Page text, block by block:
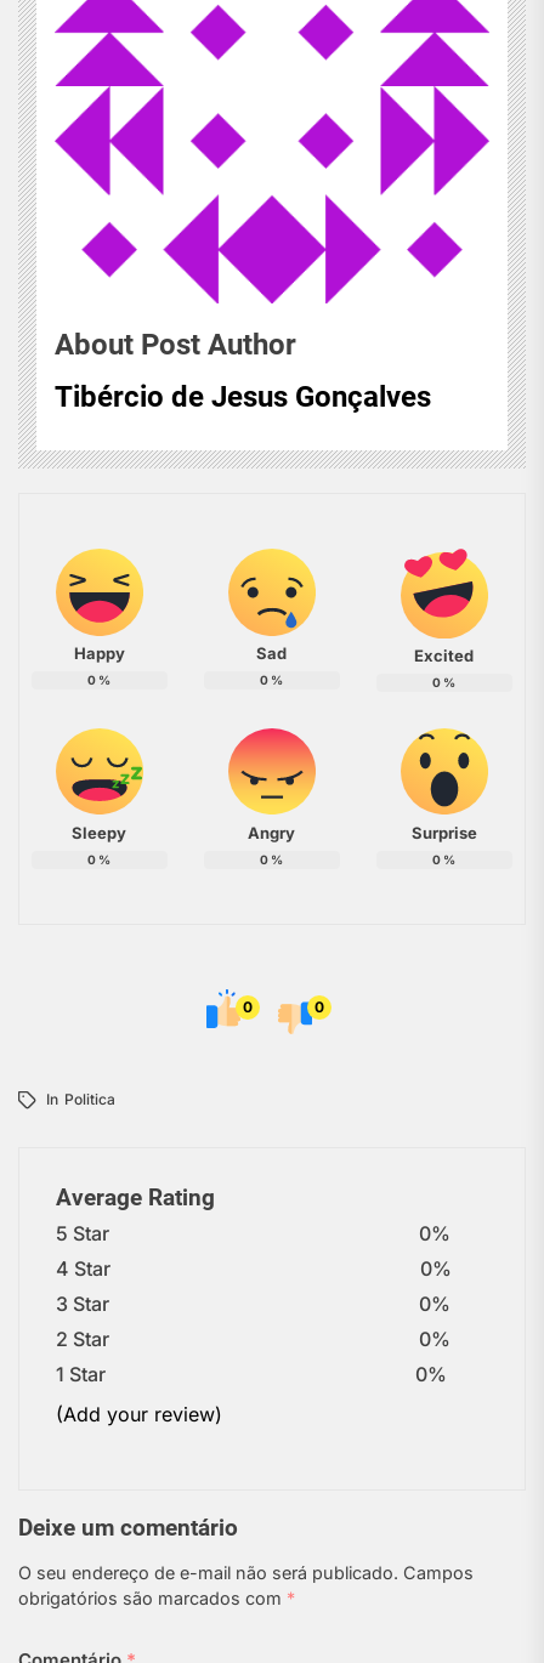
About Post Author
Tibércio de Jesus Gonçalves
Happy
0 %
Sad
0 %
Excited
0 %
Sleepy
0 %
Angry
0 %
Surprise
0 %
0 0
In Politica
Average Rating
5 Star
0%
4 Star
0%
3 Star
0%
2 Star
0%
1 Star
0%
(Add your review)
Deixe um comentário
O seu endereço de e-mail não será publicado. Campos
obrigatórios são marcados com *